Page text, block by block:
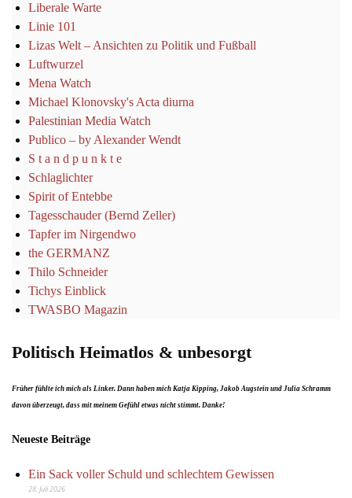
Liberale Warte
Linie 101
Lizas Welt – Ansichten zu Politik und Fußball
Luftwurzel
Mena Watch
Michael Klonovsky's Acta diurna
Palestinian Media Watch
Publico – by Alexander Wendt
S t a n d p u n k t e
Schlaglichter
Spirit of Entebbe
Tagesschauder (Bernd Zeller)
Tapfer im Nirgendwo
the GERMANZ
Thilo Schneider
Tichys Einblick
TWASBO Magazin
Politisch Heimatlos & unbesorgt
Früher fühlte ich mich als Linker. Dann haben mich Katja Kipping, Jakob Augstein und Julia Schramm
davon überzeugt, dass mit meinem Gefühl etwas nicht stimmt. Danke!
Neueste Beiträge
Ein Sack voller Schuld und schlechtem Gewissen
28. Juli 2026